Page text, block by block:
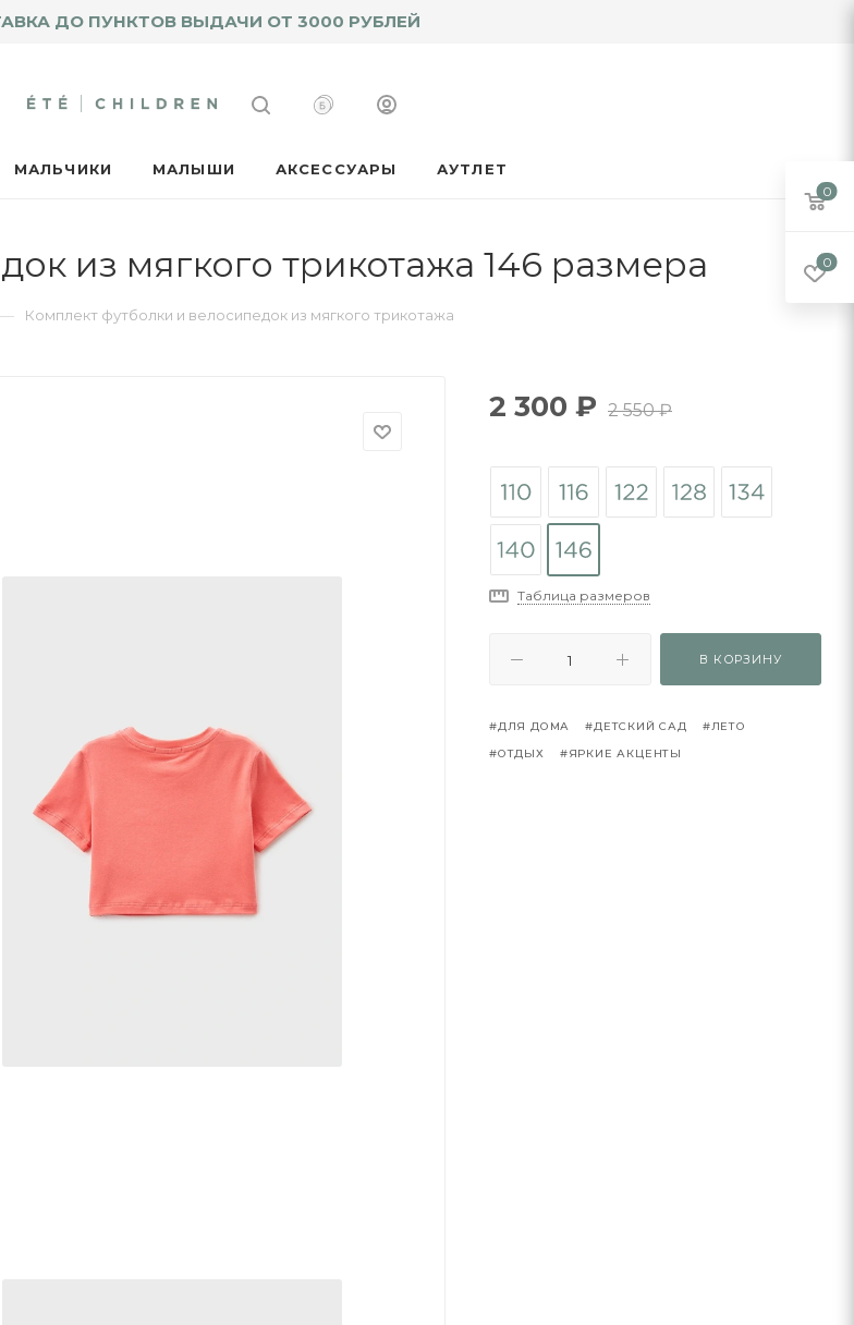
ДО ПУНКТОВ ВЫДАЧИ ОТ 3000 РУБЛЕЙ
МАЛЬЧИКИ МАЛЫШИ АКСЕССУАРЫ АУТЛЕТ
из мягкого трикотажа 146 размера
Комплект футболки и велосипедок из мягкого трикотажа
2 300 ₽ 2 550₽
Таблица размеров
В КОРЗИНУ
#ДЛЯ ДОМА #ДЕТСКИЙ САД
#ЛЕТО
#ОТДЫХ
#ЯРКИЕ АКЦЕНТЫ
0
0